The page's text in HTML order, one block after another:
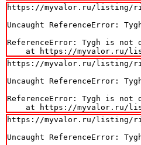
https://myvalor.ru/listing/
Uncaught ReferenceError:
ReferenceError: Tygh is not
at https://myvalor.ru/
https://myvalor.ru/listing/
Uncaught ReferenceError:
ReferenceError: Tygh is not
at https://myvalor.ru/
https://myvalor.ru/listing/
Uncaught ReferenceError: